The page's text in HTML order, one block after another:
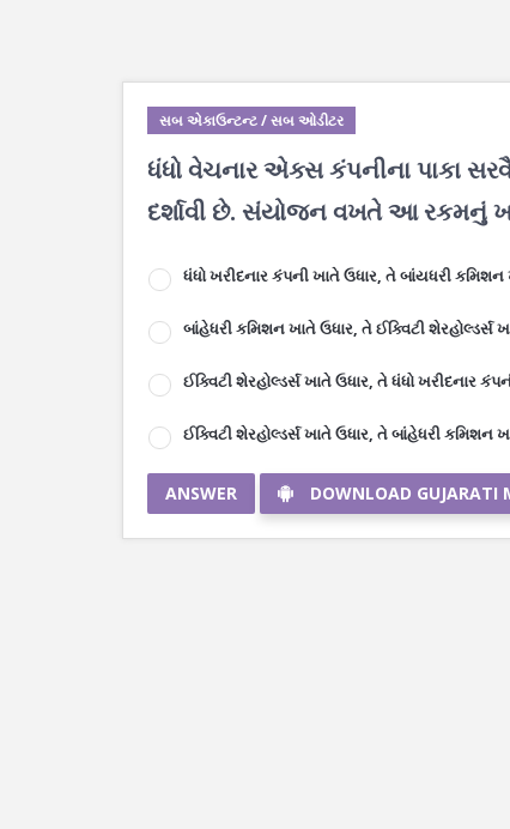
સબ એકાઉન્ટન્ટ / સબ ઓડીટર
ધંધો વેચનાર એક્સ કંપનીના પાકા
દર્શાવી છે. સંયોજન વખતે આ રકમનું
ધંધો ખરીદનાર કંપની ખાતે ઉધાર, તે બાંયધરી કમિશન
બાંહેધરી કમિશન ખાતે ઉધાર, તે ઈક્વિટી શેરહોલ્ડર્સ
ઈક્વિટી શેરહોલ્ડર્સ ખાતે ઉધાર, તે ધંધો ખરીદનાર
ઈક્વિટી શેરહોલ્ડર્સ ખાતે ઉધાર, તે બાંહેધરી કમિશન
ANSWER DOWNLOAD GUJARATI